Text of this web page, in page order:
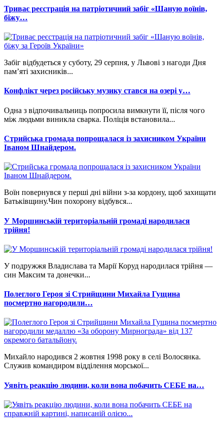
Триває реєстрація на патріотичний забіг «Шаную воїнів,
біжу…
Забіг відбудеться у суботу, 29 серпня, у Львові з нагоди Дня
пам’яті захисників...
Конфлікт через російську музику стався на озері у…
Одна з відпочивальниць попросила вимкнути її, після чого
між людьми виникла сварка. Поліція встановила...
Стрийська громада попрощалася із захисником України
Іваном Шнайдером.
Воїн повернувся у перші дні війни з-за кордону, щоб захищати
Батьківщину.Чин похорону відбувся...
У Моршинській територіальній громаді народилася
трійня!
У подружжя Владислава та Марії Коруд народилася трійня —
син Максим та донечки...
Полеглого Героя зі Стрийщини Михайла Гущина
посмертно нагородили…
Михайло народився 2 жовтня 1998 року в селі Волосянка.
Служив командиром відділення морської...
Уявіть реакцію людини, коли вона побачить СЕБЕ на…